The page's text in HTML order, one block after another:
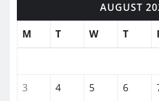
AUGUST
M
T W T
3
4 5 6